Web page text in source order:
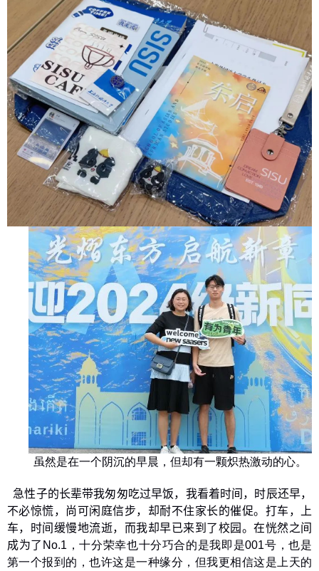
虽然是在一个阴沉的早晨，但却有一颗炽热激动的心。
急性子的长辈带我匆匆吃过早饭，我看着时间，时辰还早，
不必惊慌，尚可闲庭信步，却耐不住家长的催促。打车，上
车，时间缓慢地流逝，而我却早已来到了校园。在恍然之间
成为了 No.1 ，十分荣幸也十分巧合的是我即是001号，也是
第一个报到的，也许这是一种缘分，但我更相信这是上天的